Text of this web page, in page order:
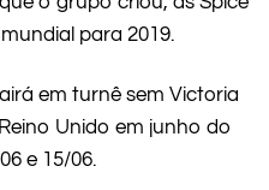
para 2019.
em turnê sem Victoria
Unido em junho do
e 15/06.